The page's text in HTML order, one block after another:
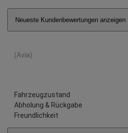
Neueste Kundenbewertungen anzeigen
(Avia)
Fahrzeugzustand
Abholung & Rückgabe
Freundlichkeit